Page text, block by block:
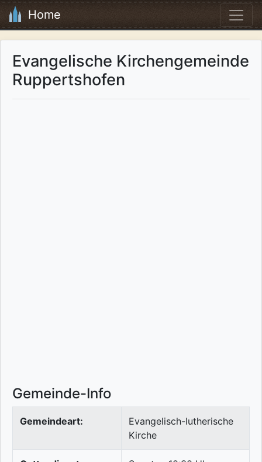
Home
Evangelische Kirchengemeinde
Ruppertshofen
Gemeinde-Info
Gemeindeart:
Evangelisch-lutherische
Kirche